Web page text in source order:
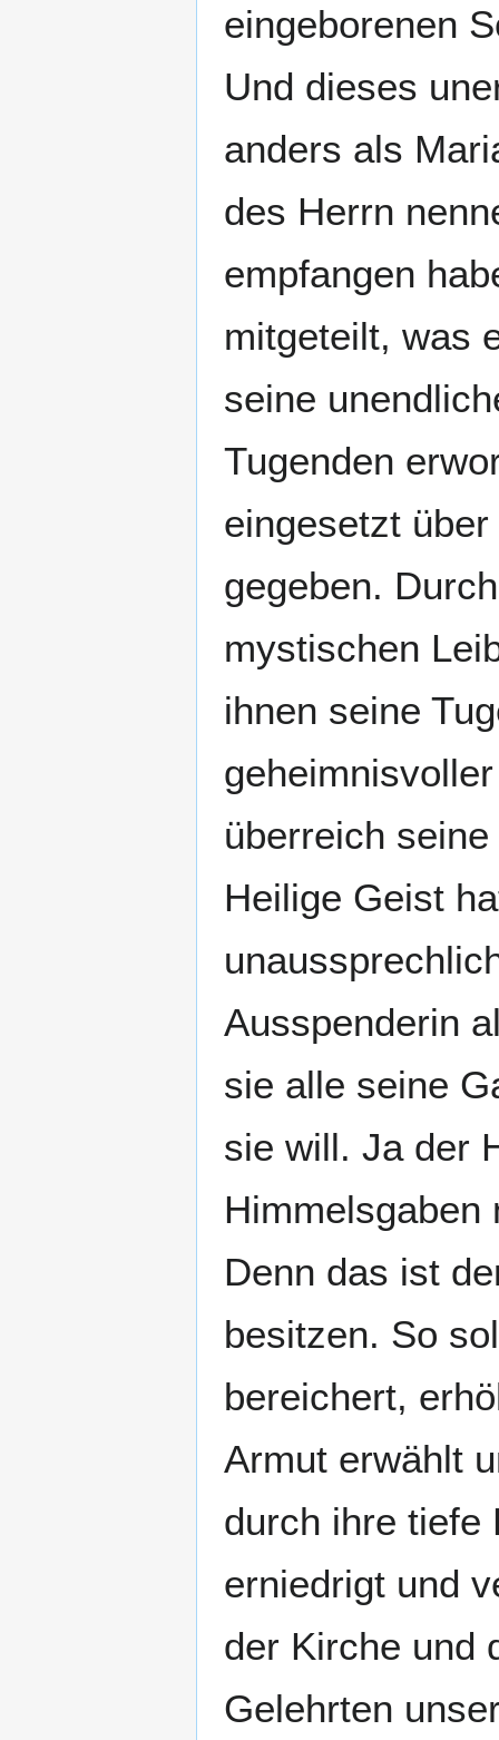
eingeborenen
Und dieses
anders als
des Herrn
empfangen
mitgeteilt, was
seine
Tugenden
eingesetzt
gegeben.
mystischen
ihnen seine
überreich
Heilige Geist
Ausspenderin
sie alle seine
sie will. Ja der
Himmelsgaben
Denn das ist
besitzen. So
bereichert,
Armut erwählt
durch ihre tiefe
erniedrigt und
der Kirche und
Gelehrten